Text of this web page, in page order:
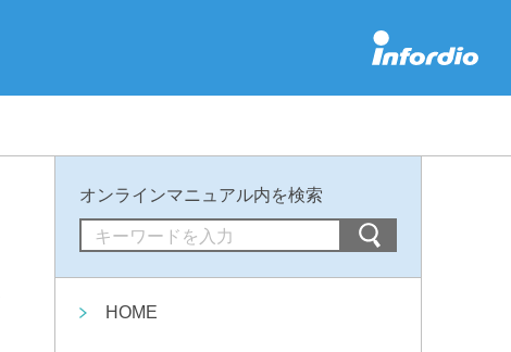
オンラインマニュアル内を検索
HOME